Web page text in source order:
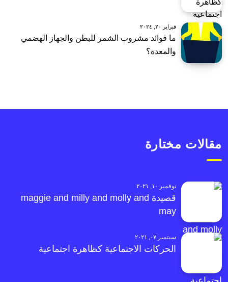
فبراير ٢٠, ٢٠٢٤
ما فوائد مشروب الشمر للبطن والجهاز الهضمي
والمعدة؟
مقالات مختارة
نوفمبر ١٠, ٢٠٢١
قصيدة maggie and milly and molly and
may
سبتمبر ٠٧, ٢٠٢١
الحركات الاجتماعية كظاهرة اجتماعية